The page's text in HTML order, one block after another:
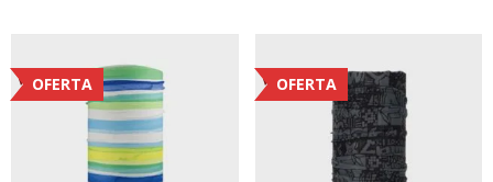
OFERTA OFERTA